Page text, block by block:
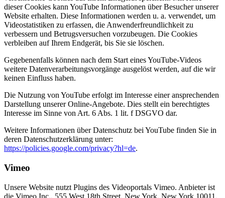
dieser Cookies kann YouTube Informationen über Besucher unserer
Website erhalten. Diese Informationen werden u. a. verwendet, um
Videostatistiken zu erfassen, die Anwenderfreundlichkeit zu
verbessern und Betrugsversuchen vorzubeugen. Die Cookies
verbleiben auf Ihrem Endgerät, bis Sie sie löschen.
Gegebenenfalls können nach dem Start eines YouTube-Videos
weitere Datenverarbeitungsvorgänge ausgelöst werden, auf die wir
keinen Einfluss haben.
Die Nutzung von YouTube erfolgt im Interesse einer ansprechenden
Darstellung unserer Online-Angebote. Dies stellt ein berechtigtes
Interesse im Sinne von Art. 6 Abs. 1 lit. f DSGVO dar.
Weitere Informationen über Datenschutz bei YouTube finden Sie in
deren Datenschutzerklärung unter:
https://policies.google.com/privacy?hl=de.
Vimeo
Unsere Website nutzt Plugins des Videoportals Vimeo. Anbieter ist
die Vimeo Inc., 555 West 18th Street, New York, New York 10011,